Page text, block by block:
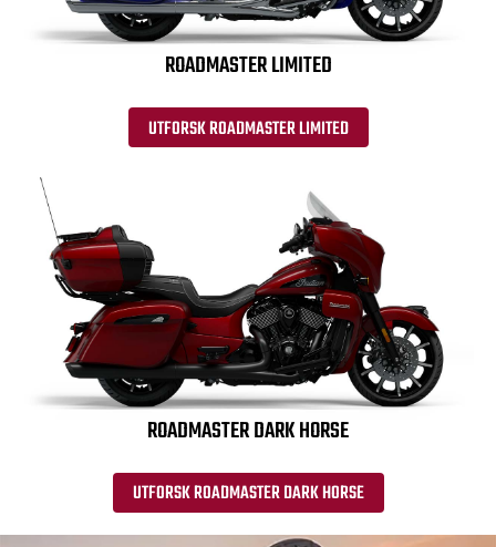
ROADMASTER LIMITED
UTFORSK ROADMASTER LIMITED
ROADMASTER DARK HORSE
UTFORSK ROADMASTER DARK HORSE